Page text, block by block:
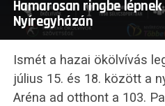
Hamarosan ringbe
Nyíregyházán
Ismét a hazai ökölvívás
július 15. és 18. között a
Aréna ad otthont a 103.